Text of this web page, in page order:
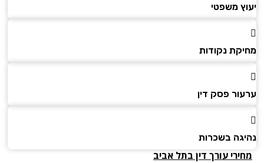
משפטי
נקודות
פסק דין
בשכרות
עורך דין בתל אביב